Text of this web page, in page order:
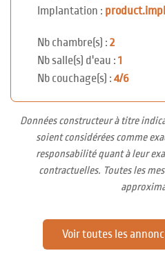
Implantation :
Nb chambre(s) : 2
Nb salle(s) d'eau : 1
Nb couchage(s) : 4/6
Données constructeur à titre
soient considérées comme
responsabilité quant à leur
contractuelles. Toutes les
Voir toutes les